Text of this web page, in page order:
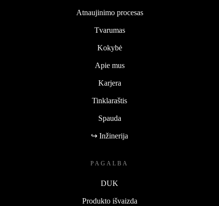
Atnaujinimo procesas
Tvarumas
Kokybė
Apie mus
Karjera
Tinklaraštis
Spauda
↪ Inžinerija
PAGALBA
DUK
Produkto išvaizda